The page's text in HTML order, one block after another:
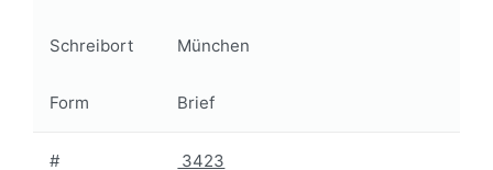
Schreibort München
Form Brief
# 3423